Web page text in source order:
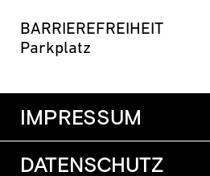
BARRIEREFREIHEIT
Parkplatz
IMPRESSUM
DATENSCHUTZ